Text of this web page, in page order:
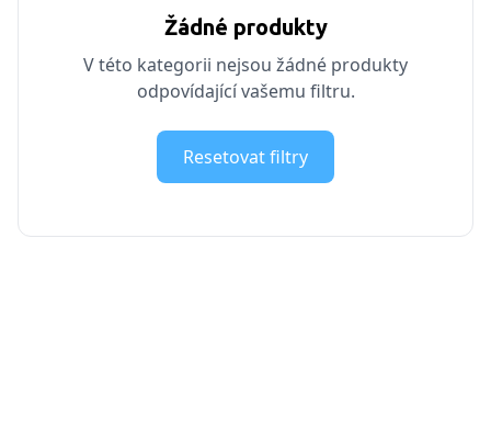
Žádné produkty
V této kategorii nejsou žádné produkty
odpovídající vašemu filtru.
Resetovat filtry